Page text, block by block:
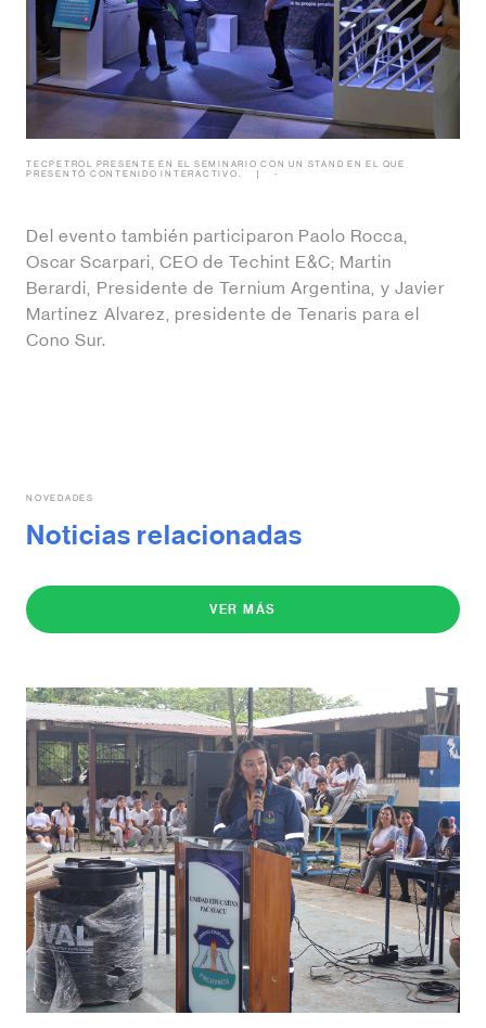
TECPETROL PRESENTE EN EL SEMINARIO CON UN STAND EN EL QUE
PRESENTÓ CONTENIDO INTERACTIVO.
-
Del evento también participaron Paolo Rocca,
Oscar Scarpari, CEO de Techint E&C; Martin
Berardi, Presidente de Ternium Argentina, y Javier
Martínez Alvarez, presidente de Tenaris para el
Cono Sur.
NOVEDADES
Noticias relacionadas
VER MÁS